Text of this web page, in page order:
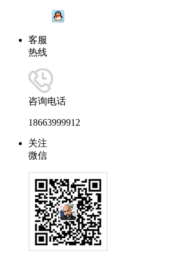
客服
热线
咨询电话
18663999912
关注
微信